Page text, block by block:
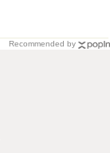
Recommended by